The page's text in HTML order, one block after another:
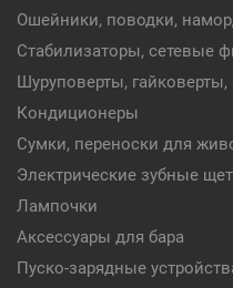
Ошейники, поводки,
Стабилизаторы, сетевые
Шуруповерты, гайковерты,
Кондиционеры
Сумки, переноски для
Электрические зубные
Лампочки
Аксессуары для бара
Пуско-зарядные